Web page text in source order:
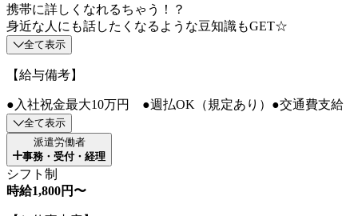
携帯に詳しくなれるちゃう！？
身近な人にも話したくなるような豆知識もGET☆
全て表示
【給与備考】
●入社祝金最大10万円 ●週払OK（規定あり）●交通費支給
全て表示
派遣労働者
事務・受付・経理
シフト制
時給1,800円〜